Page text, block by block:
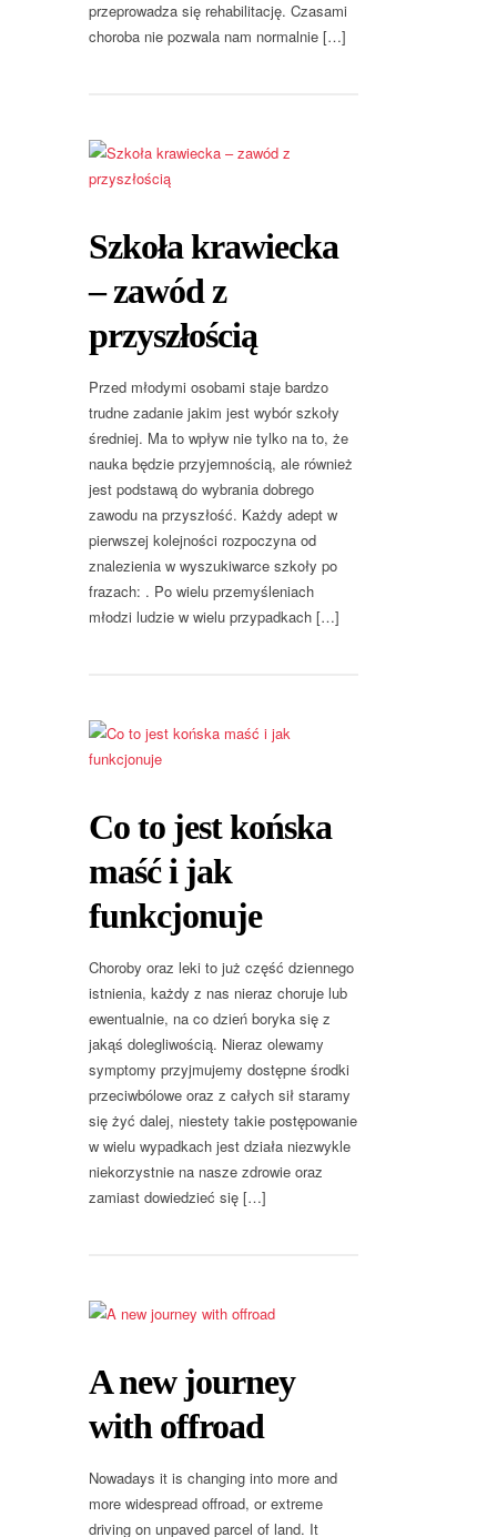
przeprowadza się rehabilitację. Czasami
choroba nie pozwala nam normalnie […]
Szkoła krawiecka
– zawód z
przyszłością
Przed młodymi osobami staje bardzo
trudne zadanie jakim jest wybór szkoły
średniej. Ma to wpływ nie tylko na to, że
nauka będzie przyjemnością, ale również
jest podstawą do wybrania dobrego
zawodu na przyszłość. Każdy adept w
pierwszej kolejności rozpoczyna od
znalezienia w wyszukiwarce szkoły po
frazach: . Po wielu przemyśleniach
młodzi ludzie w wielu przypadkach […]
Co to jest końska
maść i jak
funkcjonuje
Choroby oraz leki to już część dziennego
istnienia, każdy z nas nieraz choruje lub
ewentualnie, na co dzień boryka się z
jakąś dolegliwością. Nieraz olewamy
symptomy przyjmujemy dostępne środki
przeciwbólowe oraz z całych sił staramy
się żyć dalej, niestety takie postępowanie
w wielu wypadkach jest działa niezwykle
niekorzystnie na nasze zdrowie oraz
zamiast dowiedzieć się […]
A new journey
with offroad
Nowadays it is changing into more and
more widespread offroad, or extreme
driving on unpaved parcel of land. It